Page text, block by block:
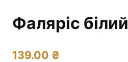
Фаляріс білий
139.00 ₴